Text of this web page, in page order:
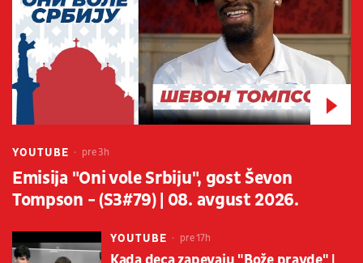
YOUTUBE pre 3h
Emisija "Oni vole Srbiju", gost Ševon
Tompson - (S3#79) | 08. avgust 2026.
YOUTUBE pre 17h